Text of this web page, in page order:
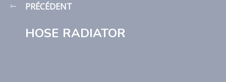
PRÉCÉDENT
HOSE RADIATOR